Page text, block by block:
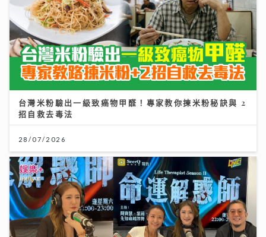
台灣米粉驗出一級致癌物甲醛！專家教你揀米粉秘訣與 2
招自救去毒法
28/07/2026